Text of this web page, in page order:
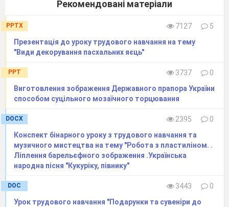
різні фарби. Що означає кожна з
дізнаєтеся, коли послухаєте легенду.
У одному селі жили добрі,
працелюбні люди. Колись вони були щасливими.
Але їхньому щастю позаздрив злий чаклун. Він
не ріс урожай. Чаклун промовив закляття, і
на село впала темрява. У садах почали
сохнути дерева, на полях завяла пшениця, а
людей обсіли хвороби.
у кожну оселю і подарував фарби – червону,
жовту , зелену, блакитну.(Слайд)
Рекомендовані матеріали
PPTX 7127
5
Презентація до уроку трудового навчання на тему
"Види декорування пасхальних яєць"
PPT 3737
0
Виготовлення зображення Державного прапора України
способом суцільного мозаїчного торцювання
DOCX 2395
0
Конспект бінарного уроку з трудового навчання та
музичного мистецтва на тему "Робота з пластиліном. .
Ліплення барельєфного зображення .Українська
народна пісня "Кукуріку, півнику"
DOC 3443
0
Урок трудового навчання "Подарунки та сувеніри до